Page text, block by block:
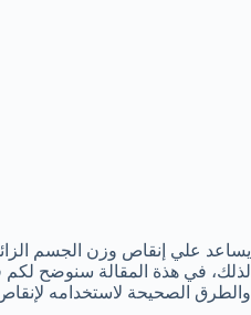
يساعد علي إنقاص وزن الجسم
لذلك، في هذة المقالة سنوضح لكم
والطرق الصحيحة لاستخدامه لإنقاص